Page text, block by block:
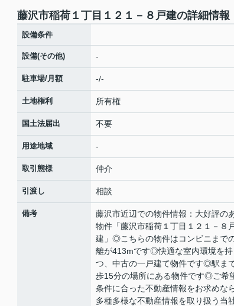
藤沢市稲荷１丁目１２１－８戸建の詳細情報
設備条件
設備(その他) -
駐車場/月額 -/-
土地権利 所有権
国土法届出 不要
用途地域 -
取引態様 仲介
引渡し 相談
備考
藤沢市近辺での物件情報：大好評の
物件「藤沢市稲荷１丁目１２１－８
建」◎こちらの物件はコンビニまで
離が413mです◎快適な室内環境を持
つ、中古の一戸建て物件です◎駅ま
歩15分の場所にある物件です◎ご希
条件に合った不動産情報をお求めな
多種多様な不動産情報を取り扱う当